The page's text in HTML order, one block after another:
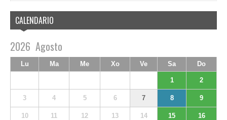
CALENDARIO
2026 Agosto
Lu Ma Me Xo Ve Sa Do
1 2
3 4 5 6 7 8 9
10 11 12 13 14 15 16